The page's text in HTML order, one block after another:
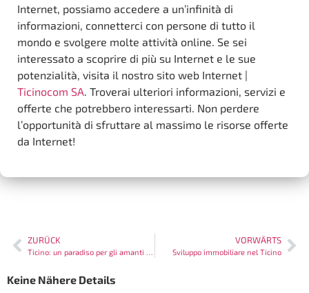
Internet, possiamo accedere a un’infinità di
informazioni, connetterci con persone di tutto il
mondo e svolgere molte attività online. Se sei
interessato a scoprire di più su Internet e le sue
potenzialità, visita il nostro sito web Internet |
Ticinocom SA. Troverai ulteriori informazioni, servizi e
offerte che potrebbero interessarti. Non perdere
l’opportunità di sfruttare al massimo le risorse offerte
da Internet!
ZURÜCK
Ticino: un paradiso per gli amanti dell’arte
VORWÄRTS
Sviluppo immobiliare nel Ticino
Keine Nähere Details